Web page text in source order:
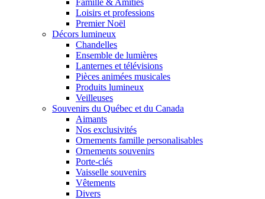
Famille & Amitiés
Loisirs et professions
Premier Noël
Décors lumineux
Chandelles
Ensemble de lumières
Lanternes et télévisions
Pièces animées musicales
Produits lumineux
Veilleuses
Souvenirs du Québec et du Canada
Aimants
Nos exclusivités
Ornements famille personalisables
Ornements souvenirs
Porte-clés
Vaisselle souvenirs
Vêtements
Divers